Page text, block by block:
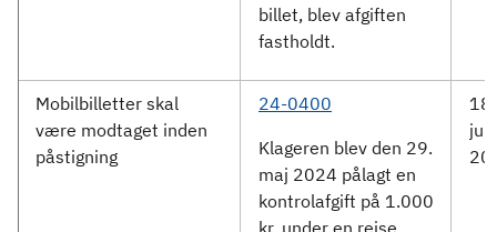
billet, blev afgiften
fastholdt.
Mobilbilletter skal
være modtaget inden
påstigning
24-0400
Klageren blev den 29.
maj 2024 pålagt en
kontrolafgift på 1.000
kr. under en rejse
18.
juni